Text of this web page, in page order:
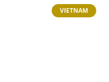
VIETNAM